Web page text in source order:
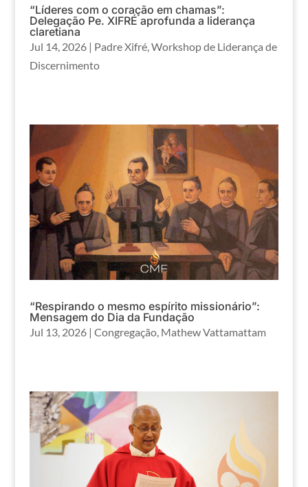
“Líderes com o coração em chamas”:
Delegação Pe. XIFRÉ aprofunda a liderança
claretiana
Jul 14, 2026| Padre Xifré, Workshop de Liderança de
Discernimento
“Respirando o mesmo espírito missionário”:
Mensagem do Dia da Fundação
Jul 13, 2026| Congregação, Mathew Vattamattam